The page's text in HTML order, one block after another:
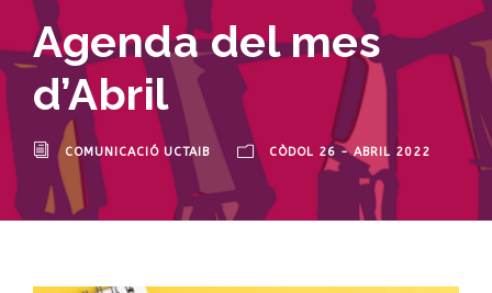
Agenda del mes
d’Abril
COMUNICACIÓ UCTAIB CÒDOL 26 - ABRIL 2022